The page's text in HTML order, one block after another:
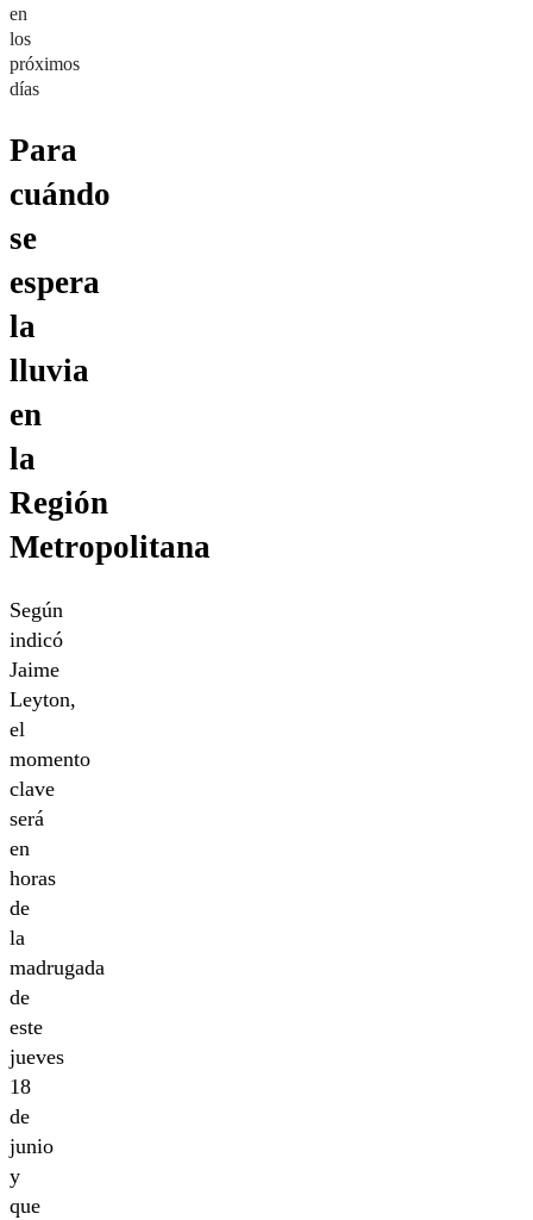
en
los
próximos
días
Para
cuándo
se
espera
la
lluvia
en
la
Región
Metropolitana
Según
indicó
Jaime
Leyton,
el
momento
clave
será
en
horas
de
la
madrugada
de
este
jueves
18
de
junio
y
que